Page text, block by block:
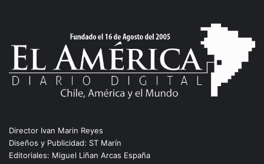
Director Ivan Marin Reyes
Diseños y Publicidad: ST Marín
Editoriales: Miguel Liñan Arcas España